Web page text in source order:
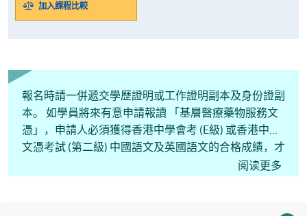
加入課程比較
報名時請一併遞交學歷證明或工作證明副本及身份證副
本。 如學員將來有意申請報讀 「基層醫療藥物服務文
憑」，申請人必須獲得香港中學會考 (E級) 或香港中學
文憑考試 (第二級) 中國語文及英國語文的合格成績，才
阅读更多